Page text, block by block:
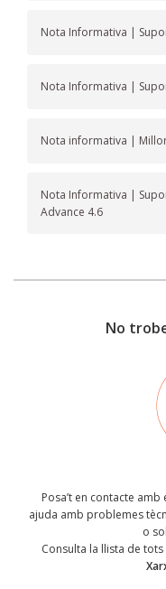
Nota Informativa |
Nota Informativa |
Nota informativa |
Nota Informativa |
Advance 4.6
No
Posa’t en contacte
ajuda amb problemes
o
Consulta la llista de